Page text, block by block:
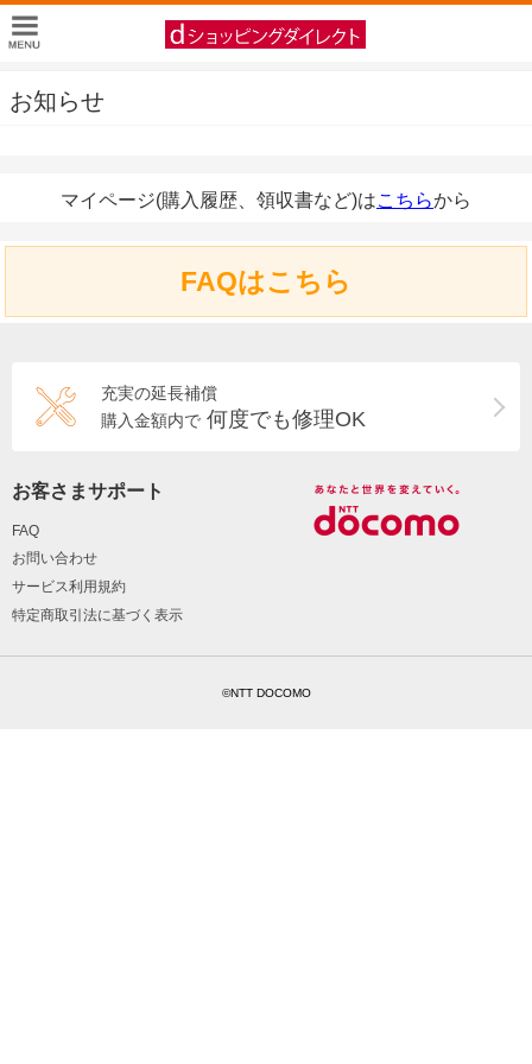
お知らせ
マイページ(購入履歴、領収書など)はこちらから
FAQはこちら
充実の延長補償
購入金額内で 何度でも修理OK
お客さまサポート
FAQ
お問い合わせ
サービス利用規約
特定商取引法に基づく表示
©NTT DOCOMO